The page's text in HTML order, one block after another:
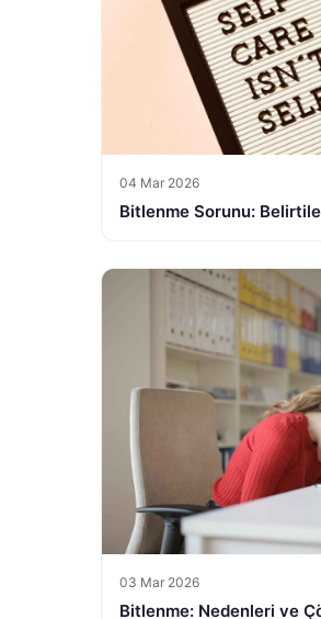
04 Mar 2026
Bitlenme Sorunu:
03 Mar 2026
Bitlenme: Nedenleri ve